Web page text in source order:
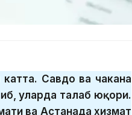
Савдо ва чакана
уларда талаб юқори.
ва Астанада хизмат